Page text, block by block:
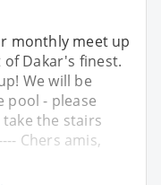
monthly meet up
Dakar's finest.
We will be
pool - please
the stairs
Chers amis,